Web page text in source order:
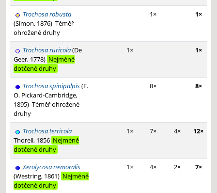
Trochosa robusta
(Simon, 1876) Téměř
ohrožené druhy
1× 1×
Trochosa ruricola(De
Geer, 1778) Nejméně
dotčené druhy
1× 1×
Trochosa spinipalpis(F.
O. Pickard-Cambridge,
1895) Téměř ohrožené
druhy
8× 8×
Trochosa terricola
Thorell, 1856 Nejméně
dotčené druhy
1× 7× 4× 12×
Xerolycosa nemoralis
(Westring, 1861) Nejméně
dotčené druhy
1× 4× 2× 7×